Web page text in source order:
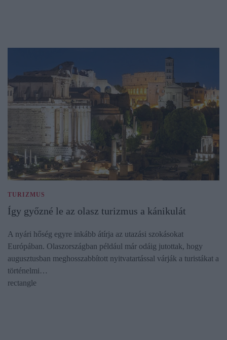
TURIZMUS
Így győzné le az olasz turizmus a kánikulát
A nyári hőség egyre inkább átírja az utazási szokásokat
Európában. Olaszországban például már odáig jutottak, hogy
augusztusban meghosszabbított nyitvatartással várják a turistákat a
történelmi…
rectangle